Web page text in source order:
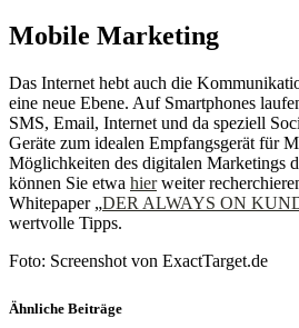
Mobile Marketing
Das Internet hebt auch die
eine neue Ebene. Auf Smartphones
SMS, Email, Internet und da speziell
Geräte zum idealen Empfangsgerät für
Möglichkeiten des digitalen Marketings
können Sie etwa hierweiter
Whitepaper „DER ALWAYS ON
wertvolle Tipps.
Foto: Screenshot von ExactTarget.de
Ähnliche Beiträge